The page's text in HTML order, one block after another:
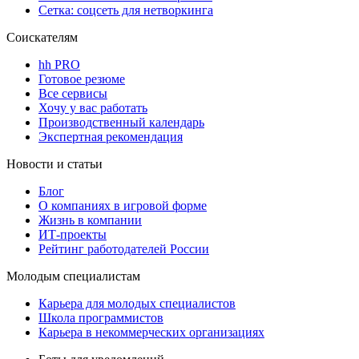
Сетка: соцсеть для нетворкинга
Соискателям
hh PRO
Готовое резюме
Все сервисы
Хочу у вас работать
Производственный календарь
Экспертная рекомендация
Новости и статьи
Блог
О компаниях в игровой форме
Жизнь в компании
ИТ-проекты
Рейтинг работодателей России
Молодым специалистам
Карьера для молодых специалистов
Школа программистов
Карьера в некоммерческих организациях